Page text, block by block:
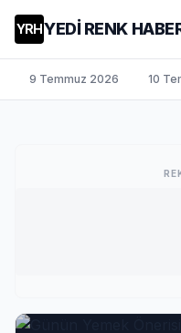
YRHYEDİ RENK
9 Temmuz 2026 10